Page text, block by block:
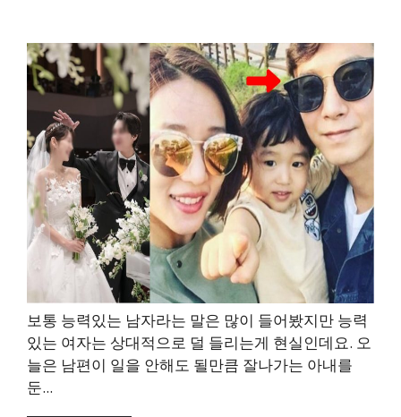
보통 능력있는 남자라는 말은 많이 들어봤지만 능력
있는 여자는 상대적으로 덜 들리는게 현실인데요. 오
늘은 남편이 일을 안해도 될만큼 잘나가는 아내를
둔...